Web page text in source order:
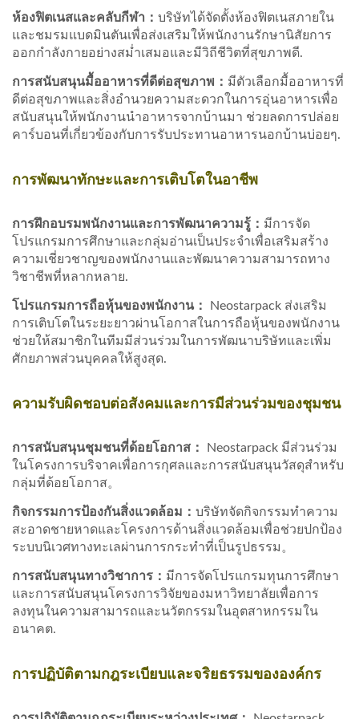
ห้องฟิตเนสและคลับกีฬา ： บริษัทได้จัดตั้งห้องฟิตเนสภายใน
และชมรมแบดมินตันเพื่อส่งเสริมให้พนักงานรักษานิสัยการ
ออกกำลังกายอย่างสม่ำเสมอและมีวิถีชีวิตที่สุขภาพดี.
การสนับสนุนมื้ออาหารที่ดีต่อสุขภาพ ： มีตัวเลือกมื้ออาหารที่
ดีต่อสุขภาพและสิ่งอำนวยความสะดวกในการอุ่นอาหารเพื่อ
สนับสนุนให้พนักงานนำอาหารจากบ้านมา ช่วยลดการปล่อย
คาร์บอนที่เกี่ยวข้องกับการรับประทานอาหารนอกบ้านบ่อยๆ.
การพัฒนาทักษะและการเติบโตในอาชีพ
การฝึกอบรมพนักงานและการพัฒนาความรู้ ： มีการจัด
โปรแกรมการศึกษาและกลุ่มอ่านเป็นประจำเพื่อเสริมสร้าง
ความเชี่ยวชาญของพนักงานและพัฒนาความสามารถทาง
วิชาชีพที่หลากหลาย.
โปรแกรมการถือหุ้นของพนักงาน：
Neostarpack ส่งเสริม
การเติบโตในระยะยาวผ่านโอกาสในการถือหุ้นของพนักงาน
ช่วยให้สมาชิกในทีมมีส่วนร่วมในการพัฒนาบริษัทและเพิ่ม
ศักยภาพส่วนบุคคลให้สูงสุด.
ความรับผิดชอบต่อสังคมและการมีส่วนร่วมของชุมชน
การสนับสนุนชุมชนที่ด้อยโอกาส：
Neostarpack มีส่วนร่วม
ในโครงการบริจาคเพื่อการกุศลและการสนับสนุนวัสดุสำหรับ
กลุ่มที่ด้อยโอกาส。
กิจกรรมการป้องกันสิ่งแวดล้อม ： บริษัทจัดกิจกรรมทำความ
สะอาดชายหาดและโครงการด้านสิ่งแวดล้อมเพื่อช่วยปกป้อง
ระบบนิเวศทางทะเลผ่านการกระทำที่เป็นรูปธรรม。
การสนับสนุนทางวิชาการ ： มีการจัดโปรแกรมทุนการศึกษา
และการสนับสนุนโครงการวิจัยของมหาวิทยาลัยเพื่อการ
ลงทุนในความสามารถและนวัตกรรมในอุตสาหกรรมใน
อนาคต.
การปฏิบัติตามกฎระเบียบและจริยธรรมขององค์กร